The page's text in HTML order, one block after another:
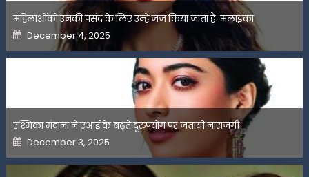
महिलाओंको उनकी पसंद के लिए उन्हें जज किया जाता है-मलाइका
Posted
on
December 4, 2025
रश्मिका मंदाना ने एआई के बढ़ते दुरुपयोग पर जतायी नाराजगी
Posted
on
December 3, 2025